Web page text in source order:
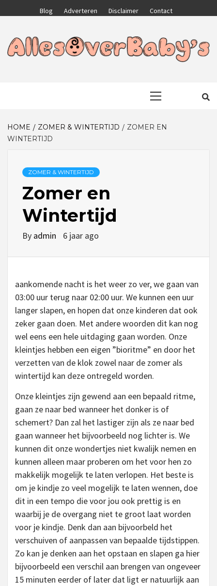
to
Blog Adverteren Disclaimer Contact
HOME ZOMER & WINTERTIJD
ZOMER EN
WINTERTIJD
ZOMER & WINTERTIJD
Zomer en
Wintertijd
By admin 6 jaar ago
aankomende nacht is het weer zo ver, we gaan van
03:00 uur terug naar 02:00 uur. We kunnen een uur
langer slapen, en hopen dat onze kinderen dat ook
zeker gaan doen. Met andere woorden dit kan nog
wel eens een hele uitdaging gaan worden. Onze
kleintjes hebben een eigen ”bioritme” en door het
verzetten van de klok zowel naar de zomer als
wintertijd kan deze ontregeld worden.
Onze kleintjes zijn gewend aan een bepaald ritme,
gaan ze naar bed wanneer het donker is of
schemert? Dan zal het lastiger zijn als ze naar bed
gaan wanneer het bijvoorbeeld nog lichter is. We
kunnen dit onze wondertjes niet kwalijk nemen en
kunnen alleen maar proberen om het voor hen zo
makkelijk mogelijk te laten verlopen. Het beste is
om je kindje zo veel mogelijk te laten wennen, doe
dit in een tempo die voor jou ook prettig is en
waarbij je de overgang niet te groot laat worden
voor je kindje. Denk dan aan bijvoorbeld het
verschuiven of aanpassen van bepaalde tijdstippen.
Zo kan je denken aan het opstaan en slapen ga hier
bijvoorbeeld een verschil aan brengen van ongeveer
15 minuten eerder of later dat ligt er natuurlijk aan